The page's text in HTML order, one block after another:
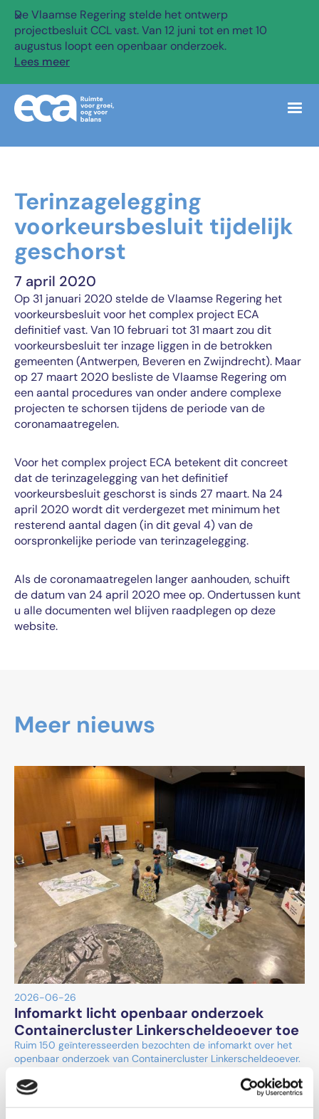
De Vlaamse Regering stelde het ontwerp
projectbesluit CCL vast. Van 12 juni tot en met 10
augustus loopt een openbaar onderzoek.
Lees meer
✕
Terinzagelegging
voorkeursbesluit tijdelijk
geschorst
7 april 2020
Op 31 januari 2020 stelde de Vlaamse Regering het
voorkeursbesluit voor het complex project ECA
definitief vast. Van 10 februari tot 31 maart zou dit
voorkeursbesluit ter inzage liggen in de betrokken
gemeenten (Antwerpen, Beveren en Zwijndrecht). Maar
op 27 maart 2020 besliste de Vlaamse Regering om
een aantal procedures van onder andere complexe
projecten te schorsen tijdens de periode van de
coronamaatregelen.
Voor het complex project ECA betekent dit concreet
dat de terinzagelegging van het definitief
voorkeursbesluit geschorst is sinds 27 maart. Na 24
april 2020 wordt dit verdergezet met minimum het
resterend aantal dagen (in dit geval 4) van de
oorspronkelijke periode van terinzagelegging.
Als de coronamaatregelen langer aanhouden, schuift
de datum van 24 april 2020 mee op. Ondertussen kunt
u alle documenten wel blijven raadplegen op deze
website.
Meer nieuws
2026-06-26
Infomarkt licht openbaar onderzoek
Containercluster Linkerscheldeoever toe
Ruim 150 geïnteresseerden bezochten de infomarkt over het
openbaar onderzoek van Containercluster Linkerscheldeoever.
standpunten over het deelproject binnen het complex project
Extra Containerbehandelingscapaciteit Antwerpen (ECA).